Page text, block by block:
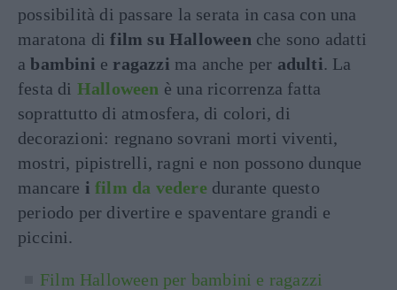
possibilità di passare la serata in casa con una
maratona difilm su Halloween che sono adatti
abambini e ragazzi ma anche per adulti. La
festa di Halloween è una ricorrenza fatta
soprattutto di atmosfera, di colori, di
decorazioni: regnano sovrani morti viventi,
mostri, pipistrelli, ragni e non possono dunque
mancare ifilm da vedere durante questo
periodo per divertire e spaventare grandi e
piccini.
Film Halloween per bambini e ragazzi